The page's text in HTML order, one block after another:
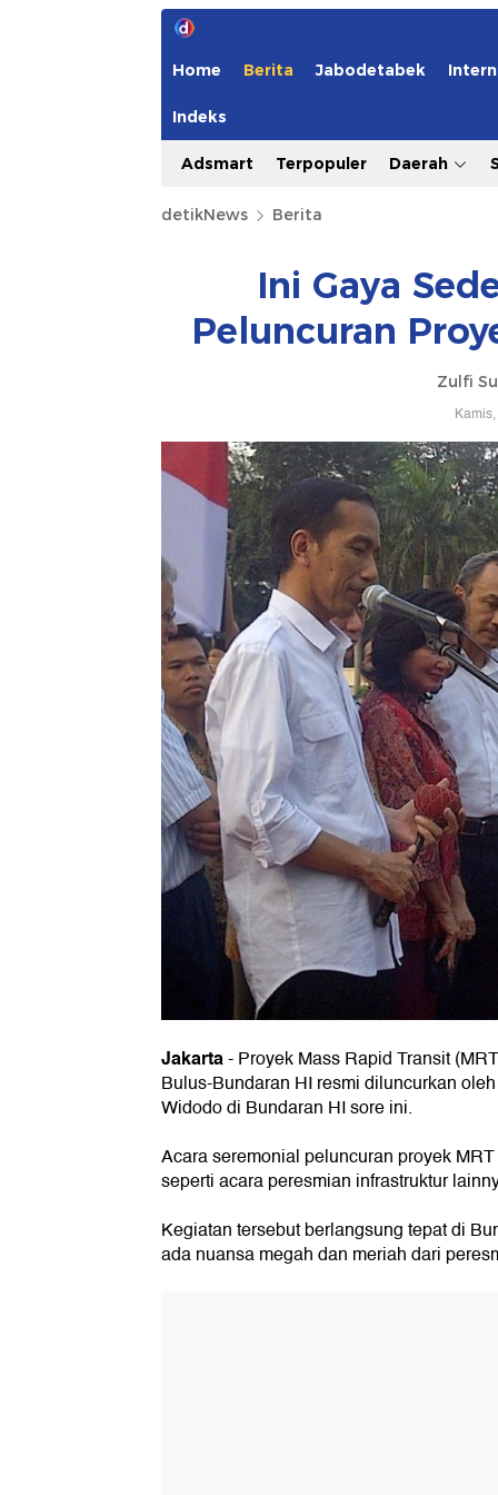
Home Berita Jabodetabek
Indeks
Adsmart Terpopuler Daerah
detikNews Berita
Ini Gaya
Peluncuran
Zulfi
Jakarta-Proyek Mass Rapid Transit
Bulus-Bundaran HI resmi diluncurkan
Widodo di Bundaran HI sore ini.
Acara seremonial peluncuran proyek
seperti acara peresmian infrastruktur
Kegiatan tersebut berlangsung tepat di
ada nuansa megah dan meriah dari